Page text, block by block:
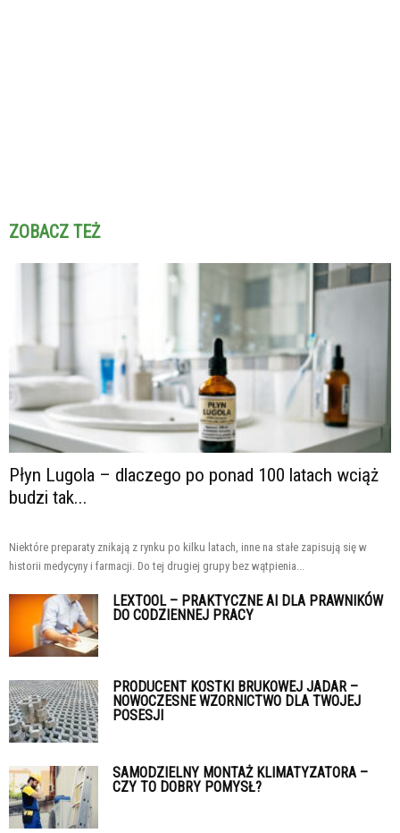
ZOBACZ TEŻ
Płyn Lugola – dlaczego po ponad 100 latach wciąż
budzi tak...
Niektóre preparaty znikają z rynku po kilku latach, inne na stałe zapisują się w
historii medycyny i farmacji. Do tej drugiej grupy bez wątpienia...
LEXTOOL – PRAKTYCZNE AI DLA PRAWNIKÓW
DO CODZIENNEJ PRACY
PRODUCENT KOSTKI BRUKOWEJ JADAR –
NOWOCZESNE WZORNICTWO DLA TWOJEJ
POSESJI
SAMODZIELNY MONTAŻ KLIMATYZATORA –
CZY TO DOBRY POMYSŁ?